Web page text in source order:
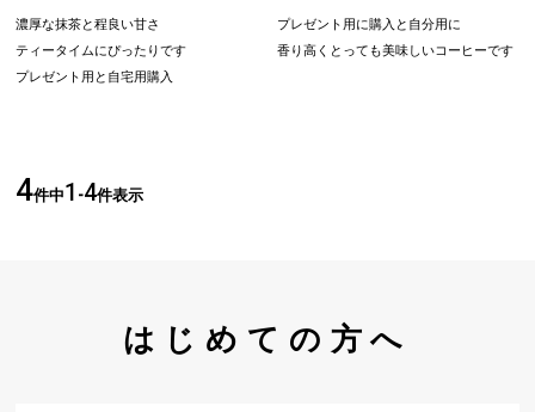
濃厚な抹茶と程良い甘さ
ティータイムにぴったりです
プレゼント用に購入と自分用に
4件中1 -4件表示
はじめての方へ